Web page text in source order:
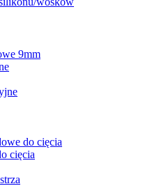
9mm
do cięcia
cięcia